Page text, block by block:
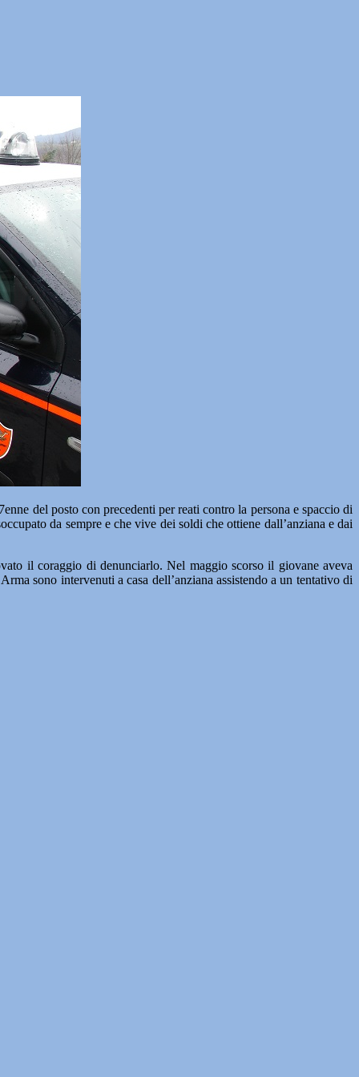
del posto con precedenti per reati contro la persona e spaccio di
da sempre e che vive dei soldi che ottiene dall’anziana e dai
il coraggio di denunciarlo. Nel maggio scorso il giovane aveva
sono intervenuti a casa dell’anziana assistendo a un tentativo di